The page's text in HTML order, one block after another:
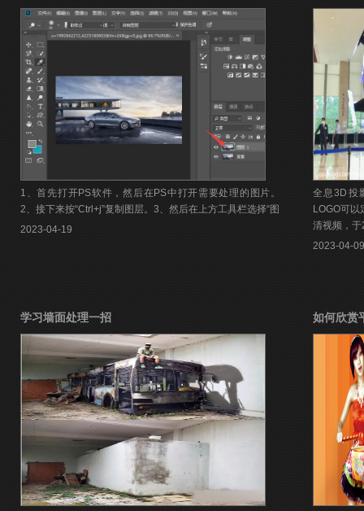
1、首先打开PS软件，然后在PS中打开需要处理的图片。
2、接下来按“Ctrl+j”复制图层。3、然后在上方工具栏选择“图
2023-04-19
全息3D投
LOGO可
清视频，于
2023-04-09
学习墙面处理一招 如何欣赏